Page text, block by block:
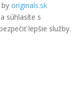
originals.sk
súhlasíte s
lepšie služby.